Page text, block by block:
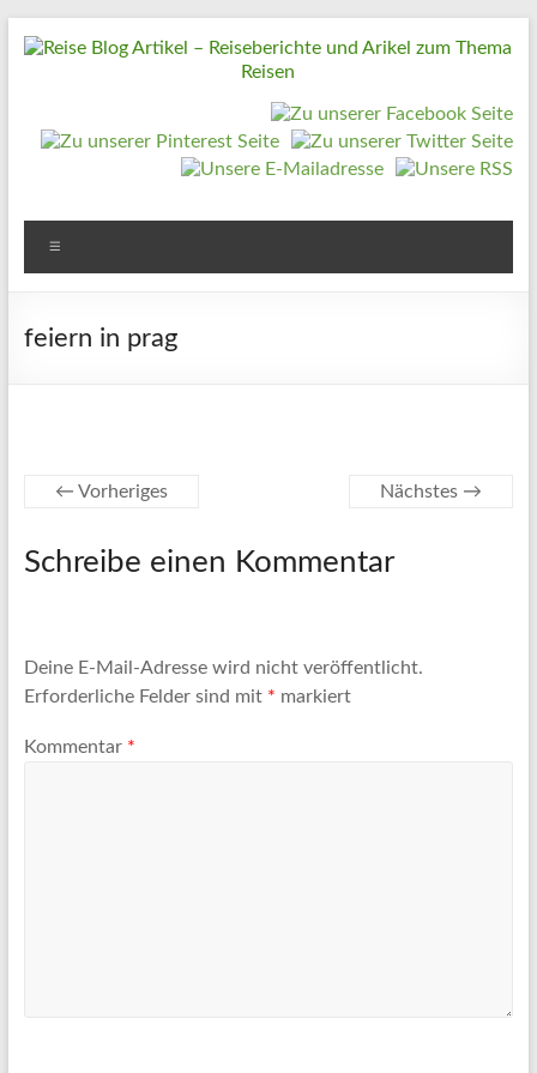
Inhalt
Blog
–
Reiseberichte
Arikel
zum
Reise
Tipps
zum
Thema
feiern in prag
← Vorheriges Nächstes →
Schreibe einen Kommentar
Deine E-Mail-Adresse wird nicht veröffentlicht.
Erforderliche Felder sind mit * markiert
Kommentar *